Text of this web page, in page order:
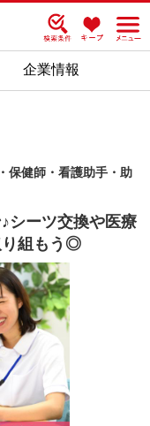
企業情報
保健師・看護助手・助
シーツ交換や医療
り組もう◎